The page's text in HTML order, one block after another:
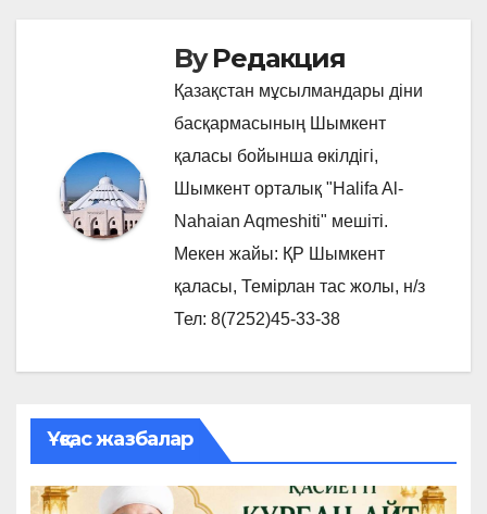
ByРедакция
Қазақстан мұсылмандары діни
басқармасының Шымкент
қаласы бойынша өкілдігі,
Шымкент орталық "Halifa Al-
Nahaian Aqmeshiti" мешіті.
Мекен жайы: ҚР Шымкент
қаласы, Темірлан тас жолы, н/з
Тел: 8(7252)45-33-38
Ұқсас жазбалар